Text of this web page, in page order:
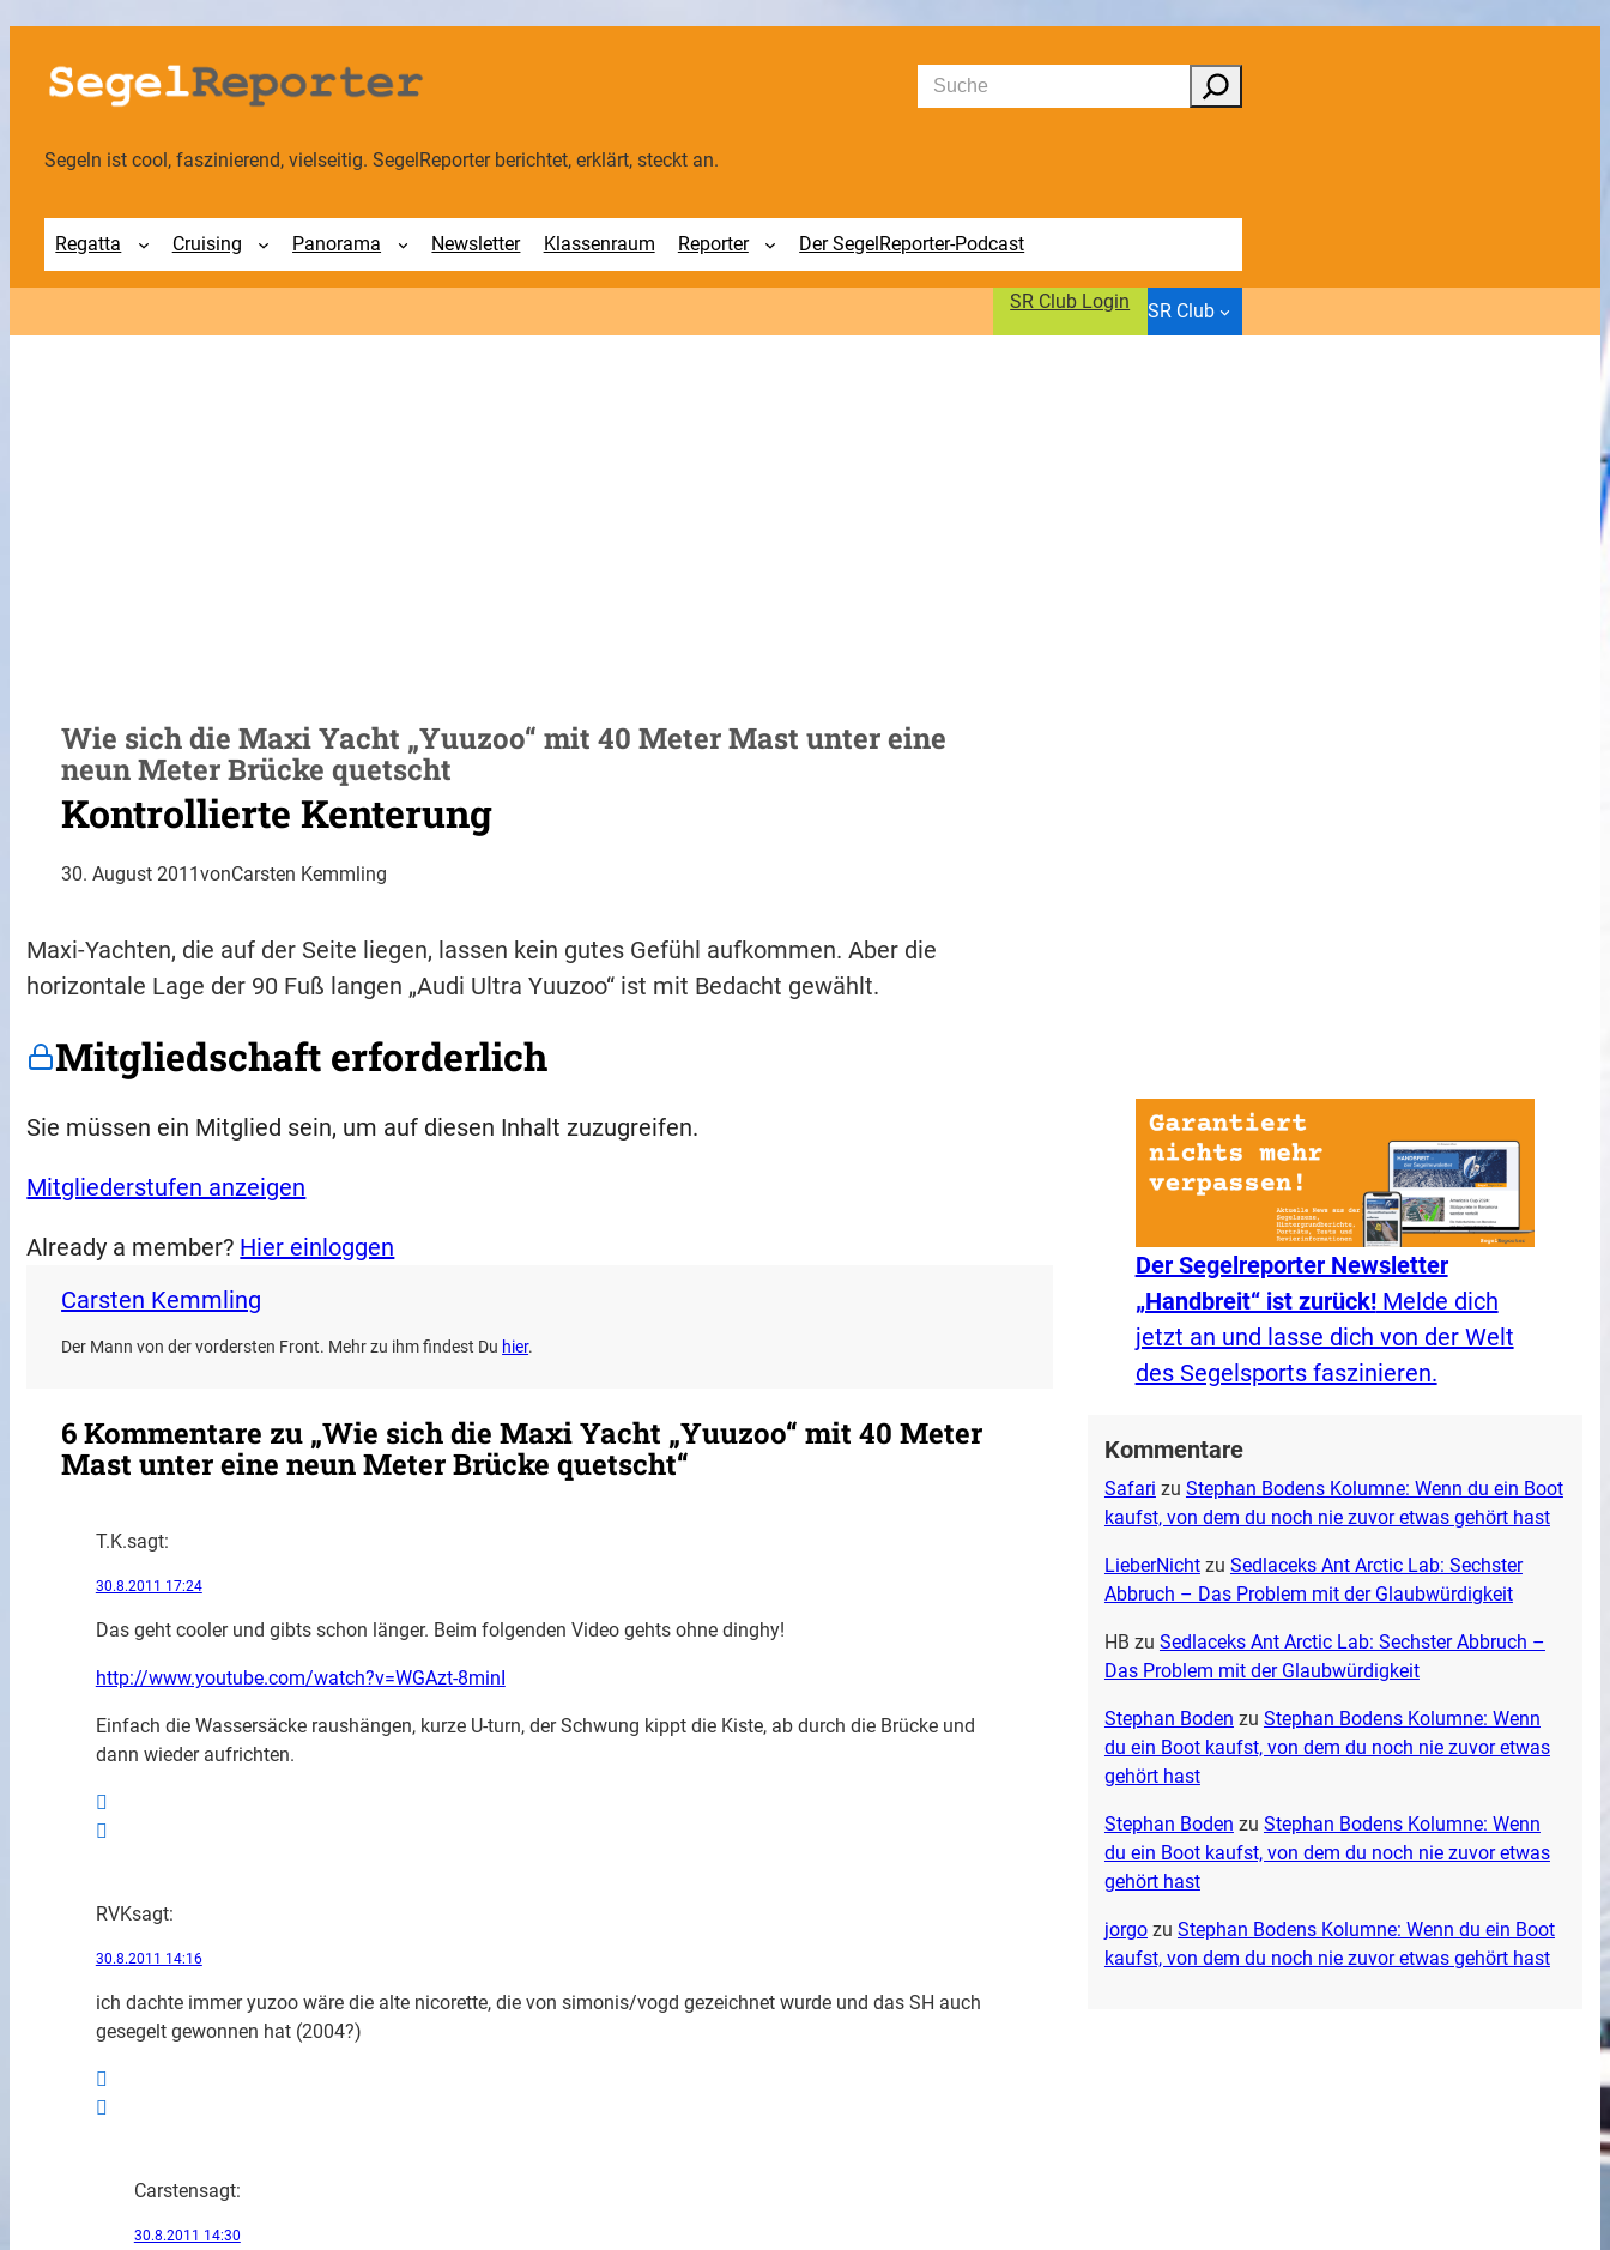
Zum
Inhalt
springen
Suchen
Segeln ist cool, faszinierend, vielseitig. SegelReporter berichtet, erklärt, steckt an.
Regatta Cruising Panorama Newsletter Klassenraum Reporter Der SegelReporter-Podcast
SR Club Login SR Club
Wie sich die Maxi Yacht „Yuuzoo“ mit 40 Meter Mast unter eine
neun Meter Brücke quetscht
Kontrollierte Kenterung
30. August 2011vonCarsten Kemmling
Maxi-Yachten, die auf der Seite liegen, lassen kein gutes Gefühl aufkommen. Aber die
horizontale Lage der 90 Fuß langen „Audi Ultra Yuuzoo“ ist mit Bedacht gewählt.
Mitgliedschaft erforderlich
Sie müssen ein Mitglied sein, um auf diesen Inhalt zuzugreifen.
Mitgliederstufen anzeigen
Already a member? Hier einloggen
Carsten Kemmling
Der Mann von der vordersten Front. Mehr zu ihm findest Du hier.
6 Kommentare zu „Wie sich die Maxi Yacht „Yuuzoo“ mit 40 Meter
Mast unter eine neun Meter Brücke quetscht“
T.K.sagt:
30.8.2011 17:24
Das geht cooler und gibts schon länger. Beim folgenden Video gehts ohne dinghy!
http://www.youtube.com/watch?v=WGAzt-8minI
Einfach die Wassersäcke raushängen, kurze U-turn, der Schwung kippt die Kiste, ab durch die Brücke und
dann wieder aufrichten.
RVKsagt:
30.8.2011 14:16
ich dachte immer yuzoo wäre die alte nicorette, die von simonis/vogd gezeichnet wurde und das SH auch
gesegelt gewonnen hat (2004?)
Carstensagt:
30.8.2011 14:30
Der Segelreporter Newsletter
„Handbreit“ ist zurück!Melde dich
jetzt an und lasse dich von der Welt
des Segelsports faszinieren.
Kommentare
Safari zu Stephan Bodens Kolumne: Wenn du ein Boot
kaufst, von dem du noch nie zuvor etwas gehört hast
LieberNichtzu Sedlaceks Ant Arctic Lab: Sechster
Abbruch – Das Problem mit der Glaubwürdigkeit
HB zu Sedlaceks Ant Arctic Lab: Sechster Abbruch –
Das Problem mit der Glaubwürdigkeit
Stephan Boden zu Stephan Bodens Kolumne: Wenn
du ein Boot kaufst, von dem du noch nie zuvor etwas
gehört hast
Stephan Boden zu Stephan Bodens Kolumne: Wenn
du ein Boot kaufst, von dem du noch nie zuvor etwas
gehört hast
jorgozu Stephan Bodens Kolumne: Wenn du ein Boot
kaufst, von dem du noch nie zuvor etwas gehört hast